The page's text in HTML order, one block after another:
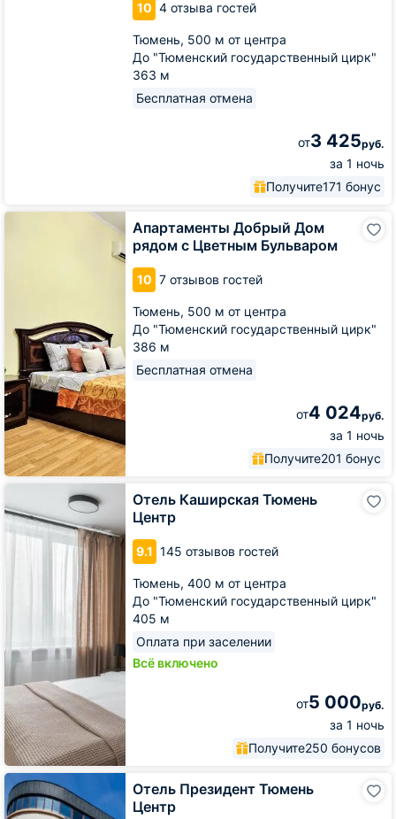
10 4 отзыва гостей
Тюмень, 500 м от центра
До "Тюменский государственный цирк"
363 м
Бесплатная отмена
от3 425руб.
за 1 ночь
Получите171 бонус
Апартаменты Добрый Дом
рядом с Цветным Бульваром
10 7 отзывов гостей
Тюмень, 500 м от центра
До "Тюменский государственный цирк"
386 м
Бесплатная отмена
от4 024руб.
за 1 ночь
Получите201 бонус
Апартаменты
Отель Каширская Тюмень
Центр
9.1 145 отзывов гостей
Тюмень, 400 м от центра
До "Тюменский государственный цирк"
405 м
Оплата при заселении
Всё включено
от5 000руб.
за 1 ночь
Получите250 бонусов
Каширская
Тюмень
Центр
Отель Президент Тюмень
Центр
Отель
Президент
Тюмень